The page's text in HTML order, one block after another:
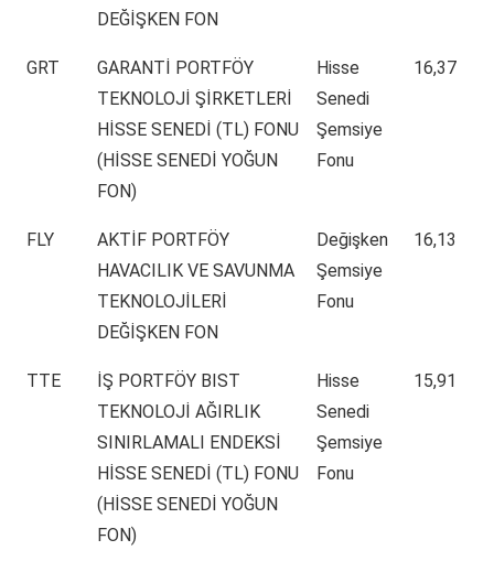
DEĞİŞKEN FON
GRT
GARANTİ PORTFÖY
TEKNOLOJİ ŞİRKETLERİ
HİSSE SENEDİ (TL) FONU
(HİSSE SENEDİ YOĞUN
FON)
Hisse
Senedi
Şemsiye
Fonu
16,37
FLY
AKTİF PORTFÖY
HAVACILIK VE SAVUNMA
TEKNOLOJİLERİ
DEĞİŞKEN FON
Değişken
Şemsiye
Fonu
16,13
TTE
İŞ PORTFÖY BIST
TEKNOLOJİ AĞIRLIK
SINIRLAMALI ENDEKSİ
HİSSE SENEDİ (TL) FONU
(HİSSE SENEDİ YOĞUN
FON)
Hisse
Senedi
Şemsiye
Fonu
15,91